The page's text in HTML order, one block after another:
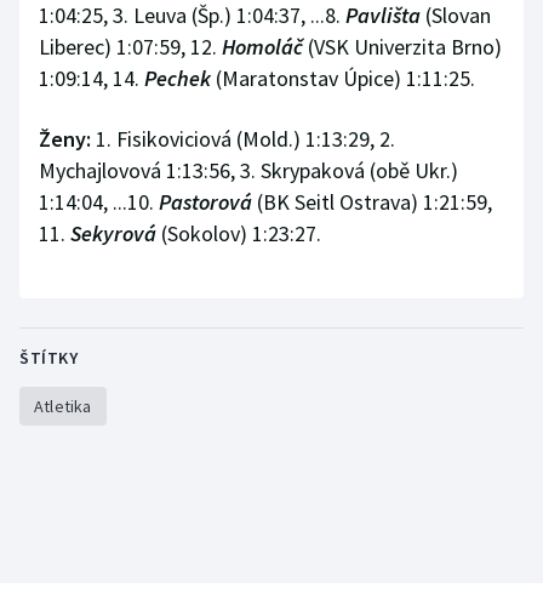
Jezdectví
Krasobruslení
1:04:25, 3. Leuva (Šp.) 1:04:37, ...8. Pavlišta (Slovan
Liberec) 1:07:59, 12. Homoláč(VSK Univerzita Brno)
1:09:14, 14. Pechek (Maratonstav Úpice) 1:11:25.
Ženy: 1. Fisikoviciová (Mold.) 1:13:29, 2.
Mychajlovová 1:13:56, 3. Skrypaková (obě Ukr.)
1:14:04, ...10. Pastorová (BK Seitl Ostrava) 1:21:59,
11. Sekyrová (Sokolov) 1:23:27.
ŠTÍTKY
Atletika